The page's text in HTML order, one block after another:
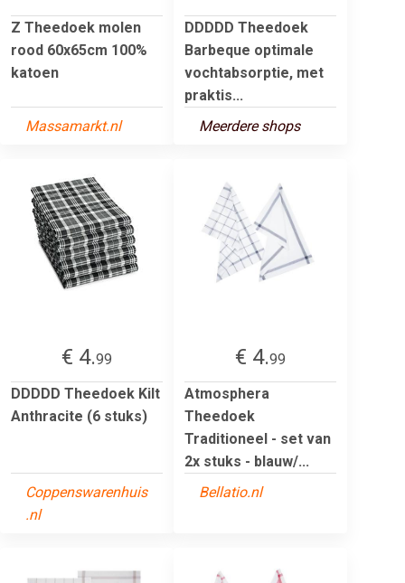
Z Theedoek molen
rood 60x65cm 100%
katoen
Massamarkt.nl
DDDDD Theedoek
Barbeque optimale
vochtabsorptie, met
praktis...
Meerdere shops
€ 4.99
DDDDD Theedoek Kilt
Anthracite (6 stuks)
Coppenswarenhuis
.nl
€ 4.99
Atmosphera
Theedoek
Traditioneel - set van
2x stuks - blauw/...
Bellatio.nl